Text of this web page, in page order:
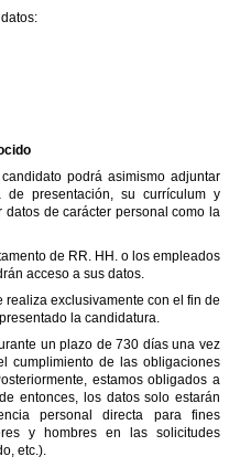
podrá asimismo adjuntar
de presentación, su currículum y
de carácter personal como la
de RR. HH. o los empleados
acceso a sus datos.
exclusivamente con el fin de
la candidatura.
un plazo de 730 días una vez
cumplimiento de las obligaciones
estamos obligados a
entonces, los datos solo estarán
personal directa para fines
y hombres en las solicitudes
etc.).